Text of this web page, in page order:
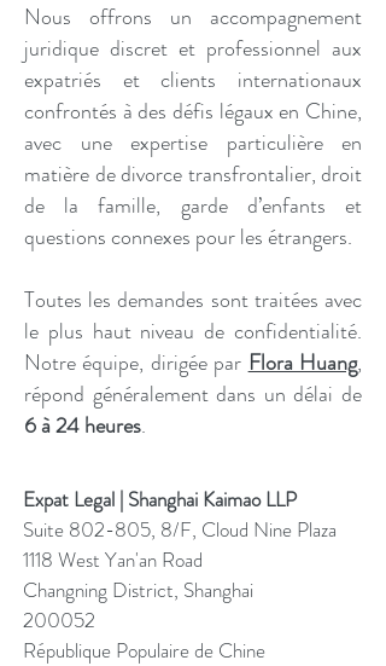
Nous offrons un accompagnement
juridique discret et professionnel aux
expatriés et clients internationaux
confrontés à des défis légaux en Chine,
avec une expertise particulière en
matière de divorce transfrontalier, droit
de la famille, garde d’enfants et
questions connexes pour les étrangers.
Toutes les demandes sont traitées avec
le plus haut niveau de confidentialité.
Notre équipe, dirigée par Flora Huang,
répond généralement dans un délai de
6 à 24 heures.
Expat Legal | Shanghai Kaimao LLP
Suite 802-805, 8/F, Cloud Nine Plaza
1118 West Yan'an Road
Changning District, Shanghai
200052
République Populaire de Chine